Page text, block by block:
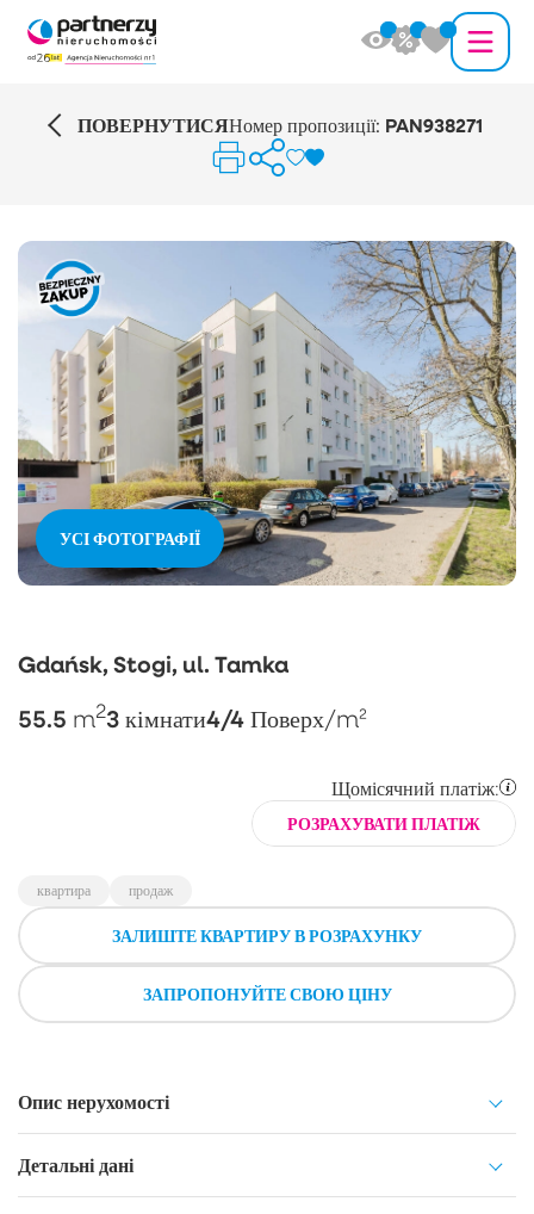
ПОВЕРНУТИСЯНомер пропозиції: PAN938271
УСІ ФОТОГРАФІЇ
Gdańsk, Stogi, ul. Tamka
55.5 m23 кімнати4/4 Поверх/m²
Щомісячний платіж:
РОЗРАХУВАТИ ПЛАТІЖ
квартира продаж
ЗАЛИШТЕ КВАРТИРУ В РОЗРАХУНКУ
ЗАПРОПОНУЙТЕ СВОЮ ЦІНУ
Опис нерухомості
Детальні дані